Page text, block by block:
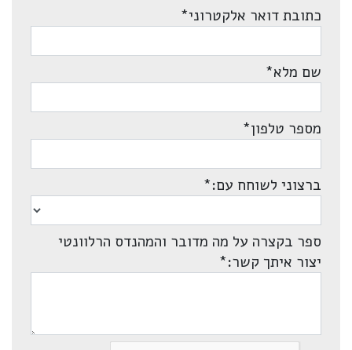
כתובת דואר אלקטרוני*
שם מלא*
מספר טלפון*
ברצוני לשוחח עם:*
ספר בקצרה על מה מדובר והמהנדס הרלוונטי
יצור איתך קשר:*